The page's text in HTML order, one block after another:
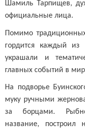
Шамиль Тарпищев,
официальные лица.
Помимо
гордится каждый из
украшали и
главных событий в
На подворье
муку ручными
за борцами.
название,